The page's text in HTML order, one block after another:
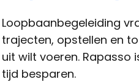
Loopbaanbegeleiding
trajecten, opstellen en
uit wilt voeren.
tijd besparen.